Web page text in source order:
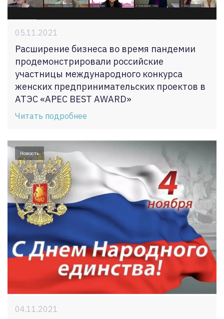
05.11.2021
Расширение бизнеса во время пандемии
продемонстрировали российские
участницы международного конкурса
женских предпринимательских проектов в
АТЭС «APEC BEST AWARD»
Читать подробнее
Новость
04.11.2021